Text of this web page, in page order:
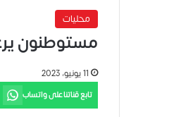
محليات
مستوطنون
11 يونيو، 2023
تابع قناتنا على واتساب